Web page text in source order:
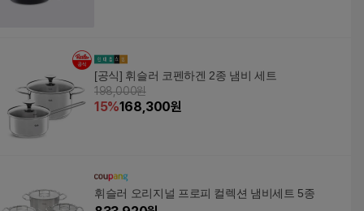
[공식] 휘슬러 코펜하겐 2종 냄비 세트
198,000원
15%168,300원
휘슬러 오리지널 프로피 컬렉션 냄비세트 5종